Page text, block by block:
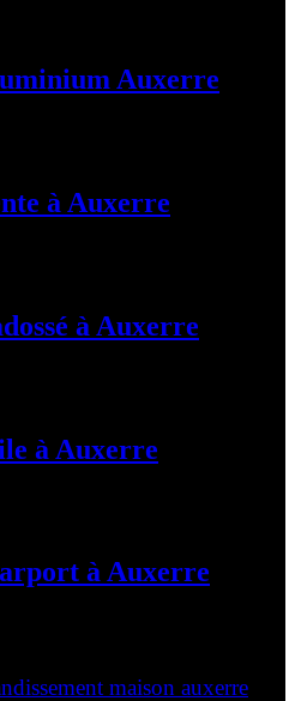
Auxerre
à Auxerre
à Auxerre
à Auxerre
à Auxerre
maison auxerre